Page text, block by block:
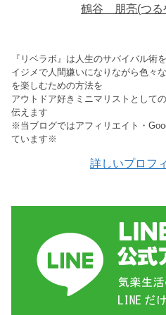
鶴谷 朋亮(つ
『リベラボ』は人生のサバイバル術
イジメで人間嫌いになりながら色々
を楽しむための方法を
アウトドア好きミニマリストとして
伝えます
※当ブログではアフィリエイト・
ています※
詳しいプロフ